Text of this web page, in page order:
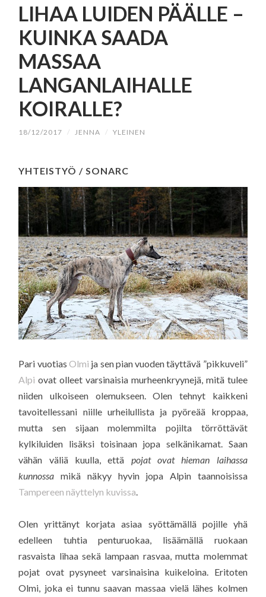
LIHAA LUIDEN PÄÄLLE –
KUINKA SAADA
MASSAA
LANGANLAIHALLE
KOIRALLE?
18/12/2017 / JENNA / YLEINEN
YHTEISTYÖ / SONARC
Pari vuotias Olmi ja sen pian vuoden täyttävä ”pikkuveli”
Alpi ovat olleet varsinaisia murheenkryynejä, mitä tulee
niiden ulkoiseen olemukseen. Olen tehnyt kaikkeni
tavoitellessani niille urheilullista ja pyöreää kroppaa,
mutta sen sijaan molemmilta pojilta törröttävät
kylkiluiden lisäksi toisinaan jopa selkänikamat. Saan
vähän väliä kuulla, että pojat ovat hieman laihassa
kunnossamikä näkyy hyvin jopa Alpin taannoisissa
Tampereen näyttelyn kuvissa
Olen yrittänyt korjata asiaa syöttämällä pojille yhä
edelleen tuhtia penturuokaa, lisäämällä ruokaan
rasvaista lihaa sekä lampaan rasvaa, mutta molemmat
pojat ovat pysyneet varsinaisina kuikeloina. Eritoten
Olmi, joka ei tunnu saavan massaa vielä lähes kolmen